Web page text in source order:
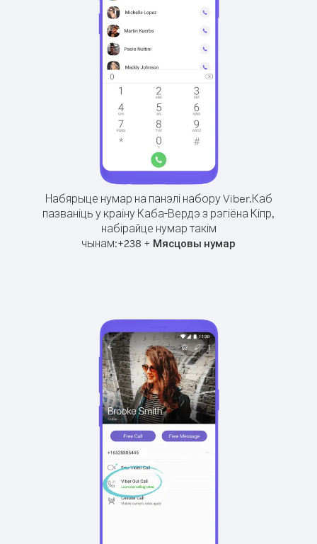
Набярыце нумар на панэлі набору Viber.Каб
пазваніць у краіну Каба-Вердэ з рэгіёна Кіпр,
набірайце нумар такім
чынам:+238 + Мясцовы нумар